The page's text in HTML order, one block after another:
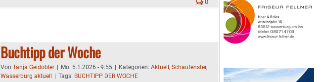
0
Buchtipp der Woche
Von Tanja Geidobler Mo. 5.1.2026 - 9:55 Kategorien: Aktuell , Schaufenster,
Wasserburg aktuell
Tags: BUCHTIPP DER WOCHE